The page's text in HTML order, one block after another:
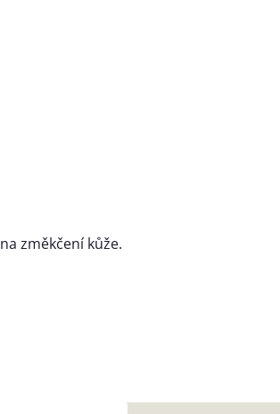
změkčení kůže.